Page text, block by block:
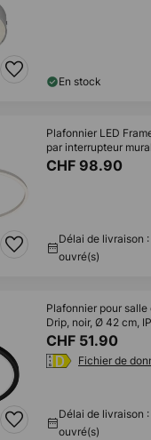
En stock
Plafonnier LED
par interrupteur mural
CHF 98.90
Délai de livraison
ouvré(s)
Plafonnier pour salle
Drip, noir, Ø 42 cm,
CHF 51.90
Fichier de
Délai de livraison
ouvré(s)